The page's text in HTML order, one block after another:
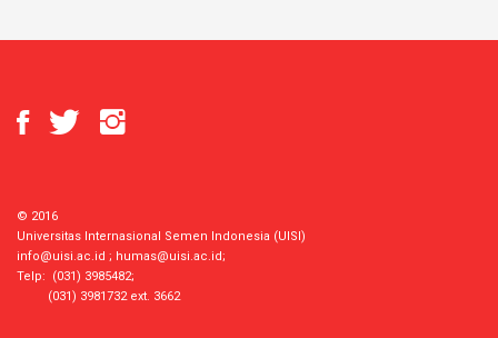
© 2016
Universitas Internasional Semen Indonesia (UISI)
info@uisi.ac.id ; humas@uisi.ac.id;
Telp: (031) 3985482;
(031) 3981732 ext. 3662